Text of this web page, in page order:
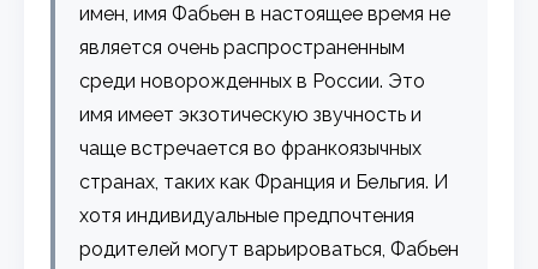
имен, имя Фабьен в настоящее время не
является очень распространенным
среди новорожденных в России. Это
имя имеет экзотическую звучность и
чаще встречается во франкоязычных
странах, таких как Франция и Бельгия. И
хотя индивидуальные предпочтения
родителей могут варьироваться, Фабьен